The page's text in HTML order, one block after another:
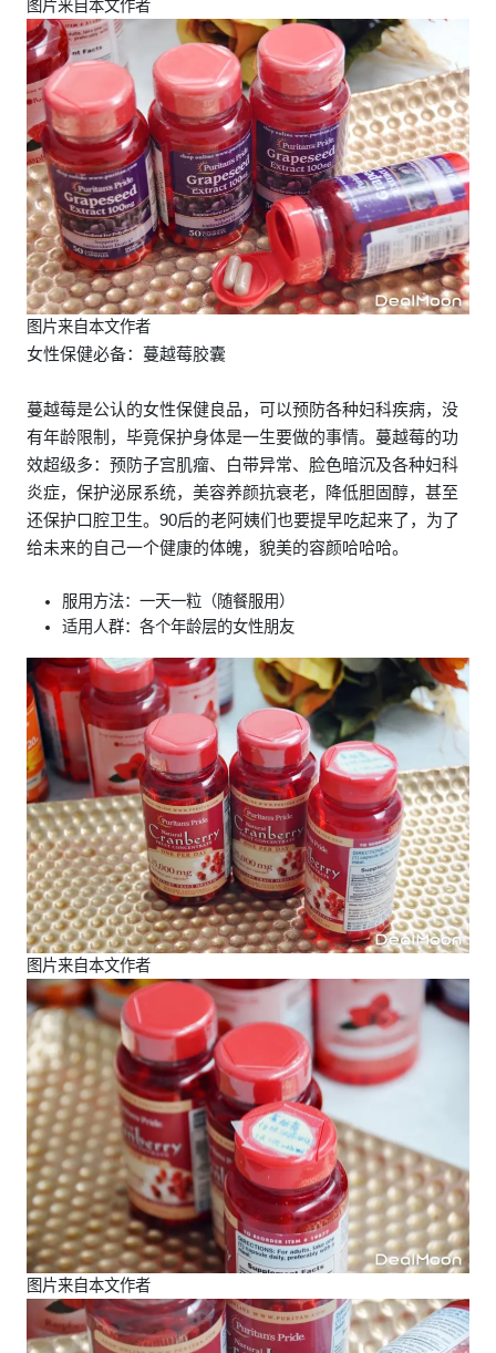
图片来自本文作者
图片来自本文作者
女性保健必备：蔓越莓胶囊
蔓越莓是公认的女性保健良品，可以预防各种妇科疾病，没
有年龄限制，毕竟保护身体是一生要做的事情。蔓越莓的功
效超级多：预防子宫肌瘤、白带异常、脸色暗沉及各种妇科
炎症，保护泌尿系统，美容养颜抗衰老，降低胆固醇，甚至
还保护口腔卫生。90后的老阿姨们也要提早吃起来了，为了
给未来的自己一个健康的体魄，貌美的容颜哈哈哈。
服用方法：一天一粒（随餐服用）
适用人群：各个年龄层的女性朋友
图片来自本文作者
图片来自本文作者